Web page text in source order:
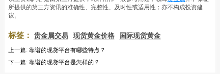
所提供的第三方资讯的准确性、完整性、及时性或适用性；亦不构成投资建
议。
标签： 贵金属交易 现货黄金价格 国际现货黄金
上一篇: 靠谱的现货平台有哪些特点？
下一篇: 靠谱的现货平台是怎样的？